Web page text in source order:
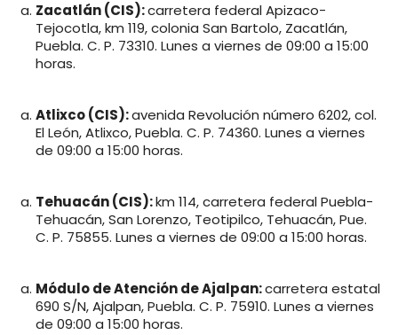
Zacatlán (CIS):carretera federal Apizaco-
Tejocotla, km 119, colonia San Bartolo, Zacatlán,
Puebla. C. P. 73310. Lunes a viernes de 09:00 a 15:00
horas.
Atlixco (CIS):avenida Revolución número 6202, col.
El León, Atlixco, Puebla. C. P. 74360. Lunes a viernes
de 09:00 a 15:00 horas.
Tehuacán (CIS):km 114, carretera federal Puebla-
Tehuacán, San Lorenzo, Teotipilco, Tehuacán, Pue.
C. P. 75855. Lunes a viernes de 09:00 a 15:00 horas.
Módulo de Atención de Ajalpan:carretera estatal
690 S/N, Ajalpan, Puebla. C. P. 75910. Lunes a viernes
de 09:00 a 15:00 horas.